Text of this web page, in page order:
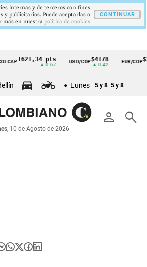
1621,34 pts
▲ 0.67
USD/COP$4178
▲ 0.42
EUR/COP
Lunes 5 y 8 5 y 8
person search
, 10 de Agosto de 2026
internas y de terceros con fines
y publicitarios. Puede aceptarlas o
más en nuestra politica de cookies
CONTINUAR